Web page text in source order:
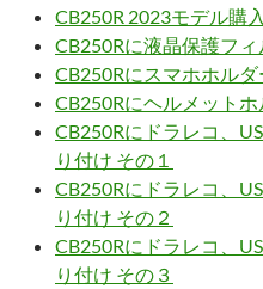
CB250R 2023モデル購入
CB250Rに液晶保護フ
CB250Rにスマホホル
CB250Rにヘルメット
CB250Rにドラレコ、
り付け その１
CB250Rにドラレコ、
り付け その２
CB250Rにドラレコ、
り付け その３